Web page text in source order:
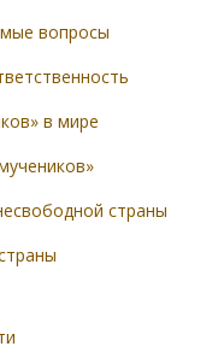
вопросы
в мире
страны